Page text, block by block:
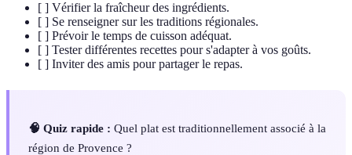
[ ] Vérifier la fraîcheur des ingrédients.
[ ] Se renseigner sur les traditions régionales.
[ ] Prévoir le temps de cuisson adéquat.
[ ] Tester différentes recettes pour s'adapter à vos goûts.
[ ] Inviter des amis pour partager le repas.
🧠 Quiz rapide : Quel plat est traditionnellement associé à la
région de Provence ?